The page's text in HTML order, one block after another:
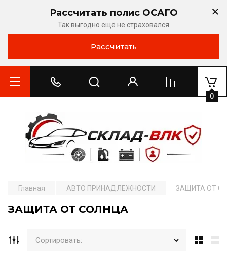
Рассчитать полис ОСАГО
Так выгодно ещё не страховался
Рассчитать
0
Главная АВТО ПРИНАДЛЕЖНОСТИ ЗАЩИТА ОТ
ЗАЩИТА ОТ СОЛНЦА
Сортировать: